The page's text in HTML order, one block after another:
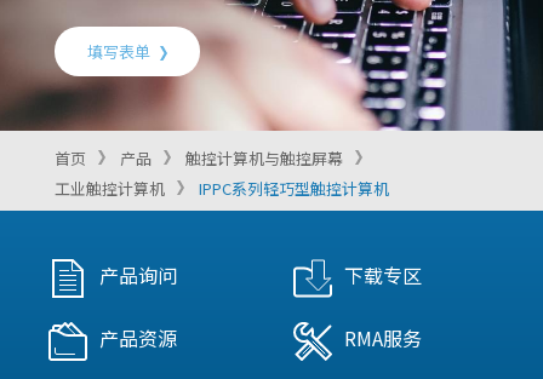
填写表单
首页 产品
触控计算机与触控屏幕
工业触控计算机
IPPC系列轻巧型触控计算机
产品询问 下载专区
产品资源 RMA服务